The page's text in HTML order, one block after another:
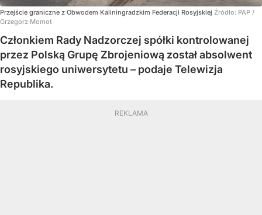
Przejście graniczne z Obwodem Kaliningradzkim Federacji Rosyjskiej Źródło: PAP /
Grzegorz Momot
Członkiem Rady Nadzorczej spółki kontrolowanej
przez Polską Grupę Zbrojeniową został absolwent
rosyjskiego uniwersytetu – podaje Telewizja
Republika.